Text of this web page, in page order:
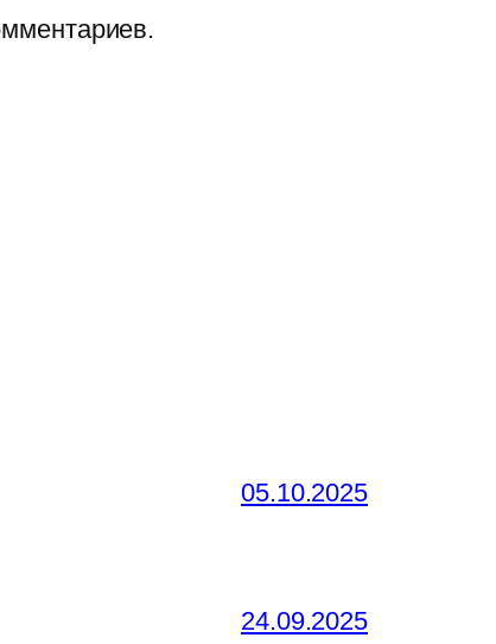
05.10.2025
24.09.2025